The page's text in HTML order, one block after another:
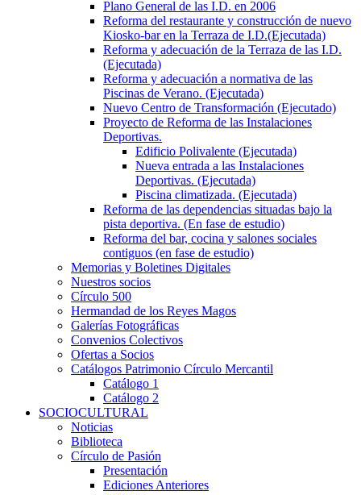
Plano General de las I.D. en 2006
Reforma del restaurante y construcción de nuevo
Kiosko-bar en la Terraza de I.D.(Ejecutada)
Reforma y adecuación de la Terraza de las I.D.
(Ejecutada)
Reforma y adecuación a normativa de las
Piscinas de Verano. (Ejecutada)
Nuevo Centro de Transformación (Ejecutado)
Proyecto de Reforma de las Instalaciones
Deportivas.
Edificio Polivalente (Ejecutada)
Nueva entrada a las Instalaciones
Deportivas. (Ejecutada)
Piscina climatizada. (Ejecutada)
Reforma de las dependencias situadas bajo la
pista deportiva. (En fase de estudio)
Reforma del bar, cocina y salones sociales
contiguos (en fase de estudio)
Memorias y Boletines Digitales
Nuestros socios
Círculo 500
Hermandad de los Reyes Magos
Galerías Fotográficas
Convenios Colectivos
Ofertas a Socios
Catálogos Patrimonio Círculo Mercantil
Catálogo 1
Catálogo 2
SOCIOCULTURAL
Noticias
Biblioteca
Círculo de Pasión
Presentación
Ediciones Anteriores